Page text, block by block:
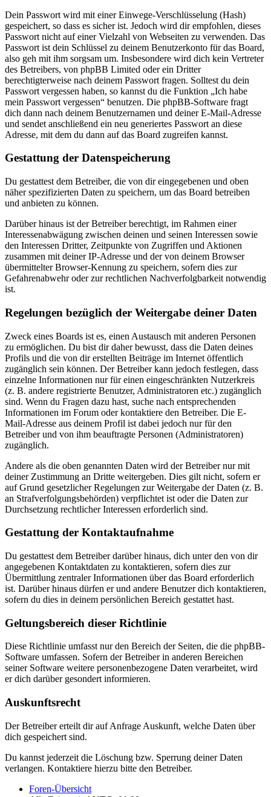
Dein Passwort wird mit einer Einwege-Verschlüsselung (Hash)
gespeichert, so dass es sicher ist. Jedoch wird dir empfohlen, dieses
Passwort nicht auf einer Vielzahl von Webseiten zu verwenden. Das
Passwort ist dein Schlüssel zu deinem Benutzerkonto für das Board,
also geh mit ihm sorgsam um. Insbesondere wird dich kein Vertreter
des Betreibers, von phpBB Limited oder ein Dritter
berechtigterweise nach deinem Passwort fragen. Solltest du dein
Passwort vergessen haben, so kannst du die Funktion „Ich habe
mein Passwort vergessen“ benutzen. Die phpBB-Software fragt
dich dann nach deinem Benutzernamen und deiner E-Mail-Adresse
und sendet anschließend ein neu generiertes Passwort an diese
Adresse, mit dem du dann auf das Board zugreifen kannst.
Gestattung der Datenspeicherung
Du gestattest dem Betreiber, die von dir eingegebenen und oben
näher spezifizierten Daten zu speichern, um das Board betreiben
und anbieten zu können.
Darüber hinaus ist der Betreiber berechtigt, im Rahmen einer
Interessenabwägung zwischen deinen und seinen Interessen sowie
den Interessen Dritter, Zeitpunkte von Zugriffen und Aktionen
zusammen mit deiner IP-Adresse und der von deinem Browser
übermittelter Browser-Kennung zu speichern, sofern dies zur
Gefahrenabwehr oder zur rechtlichen Nachverfolgbarkeit notwendig
ist.
Regelungen bezüglich der Weitergabe deiner Daten
Zweck eines Boards ist es, einen Austausch mit anderen Personen
zu ermöglichen. Du bist dir daher bewusst, dass die Daten deines
Profils und die von dir erstellten Beiträge im Internet öffentlich
zugänglich sein können. Der Betreiber kann jedoch festlegen, dass
einzelne Informationen nur für einen eingeschränkten Nutzerkreis
(z. B. andere registrierte Benutzer, Administratoren etc.) zugänglich
sind. Wenn du Fragen dazu hast, suche nach entsprechenden
Informationen im Forum oder kontaktiere den Betreiber. Die E-
Mail-Adresse aus deinem Profil ist dabei jedoch nur für den
Betreiber und von ihm beauftragte Personen (Administratoren)
zugänglich.
Andere als die oben genannten Daten wird der Betreiber nur mit
deiner Zustimmung an Dritte weitergeben. Dies gilt nicht, sofern er
auf Grund gesetzlicher Regelungen zur Weitergabe der Daten (z. B.
an Strafverfolgungsbehörden) verpflichtet ist oder die Daten zur
Durchsetzung rechtlicher Interessen erforderlich sind.
Gestattung der Kontaktaufnahme
Du gestattest dem Betreiber darüber hinaus, dich unter den von dir
angegebenen Kontaktdaten zu kontaktieren, sofern dies zur
Übermittlung zentraler Informationen über das Board erforderlich
ist. Darüber hinaus dürfen er und andere Benutzer dich kontaktieren,
sofern du dies in deinem persönlichen Bereich gestattet hast.
Geltungsbereich dieser Richtlinie
Diese Richtlinie umfasst nur den Bereich der Seiten, die die phpBB-
Software umfassen. Sofern der Betreiber in anderen Bereichen
seiner Software weitere personenbezogene Daten verarbeitet, wird
er dich darüber gesondert informieren.
Auskunftsrecht
Der Betreiber erteilt dir auf Anfrage Auskunft, welche Daten über
dich gespeichert sind.
Du kannst jederzeit die Löschung bzw. Sperrung deiner Daten
verlangen. Kontaktiere hierzu bitte den Betreiber.
Foren-Übersicht